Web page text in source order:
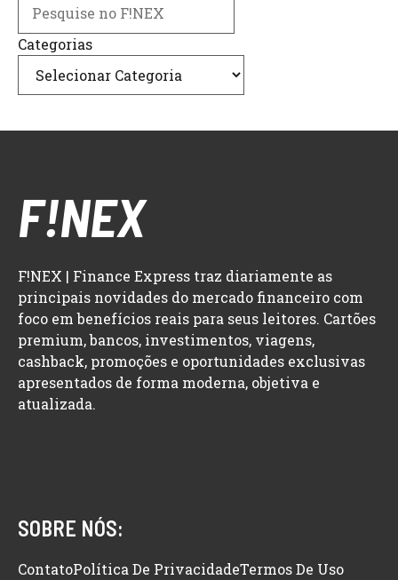
Categorias
F!NEX
F!NEX | Finance Express traz diariamente as
principais novidades do mercado financeiro com
foco em benefícios reais para seus leitores. Cartões
premium, bancos, investimentos, viagens,
cashback, promoções e oportunidades exclusivas
apresentados de forma moderna, objetiva e
atualizada.
SOBRE NÓS:
ContatoPolítica De PrivacidadeTermos De Uso